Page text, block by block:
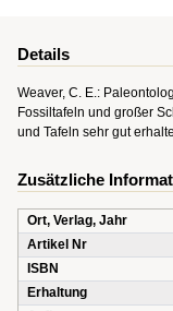
Details
Weaver, C. E.:
Fossiltafeln und großer
und Tafeln sehr gut
Zusätzliche
Ort, Verlag, Jahr
Artikel Nr
ISBN
Erhaltung